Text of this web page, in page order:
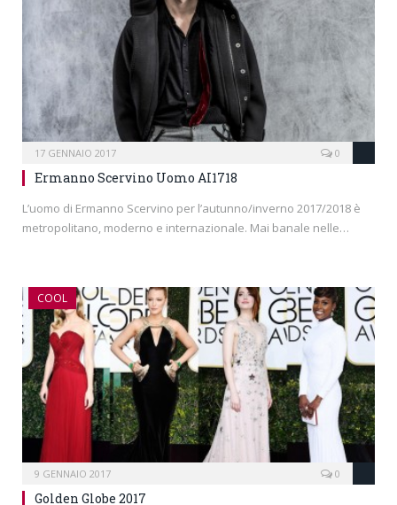
17 GENNAIO 2017 0
Ermanno Scervino Uomo AI1718
L’uomo di Ermanno Scervino per l’autunno/inverno 2017/2018 è
metropolitano, moderno e internazionale. Mai banale nelle…
COOL
9 GENNAIO 2017 0
Golden Globe 2017